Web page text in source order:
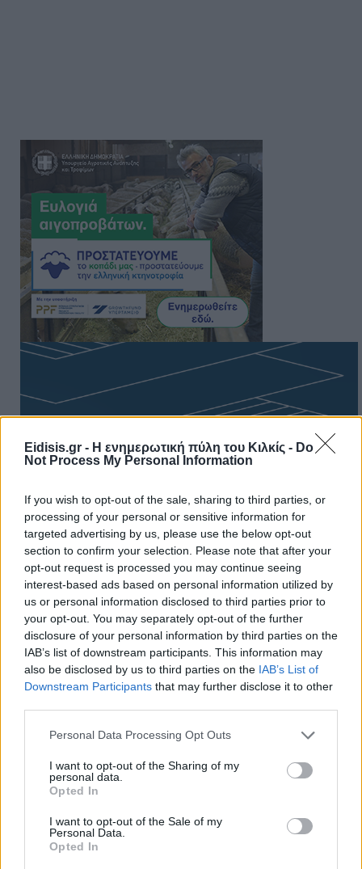
Eidisis.gr - Η ενημερωτική πύλη του Κιλκίς - Do
Not Process My Personal Information
If you wish to opt-out of the sale, sharing to third parties, or
processing of your personal or sensitive information for
targeted advertising by us, please use the below opt-out
section to confirm your selection. Please note that after your
opt-out request is processed you may continue seeing
interest-based ads based on personal information utilized by
us or personal information disclosed to third parties prior to
your opt-out. You may separately opt-out of the further
disclosure of your personal information by third parties on the
IAB’s list of downstream participants. This information may
also be disclosed by us to third parties on the IAB’s List of
Downstream Participants that may further disclose it to other
Personal Data Processing Opt Outs
I want to opt-out of the Sharing of my
personal data.
Opted In
I want to opt-out of the Sale of my
Personal Data.
Opted In
Πρωινή